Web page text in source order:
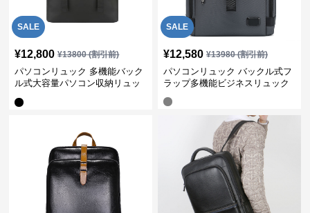
SALE
¥12,800 ¥13800(割引前)
パソコンリュック 多機能バック
ル式大容量パソコン収納リュッ
SALE
¥12,580 ¥13980(割引前)
パソコンリュック バックル式フ
ラップ多機能ビジネスリュック